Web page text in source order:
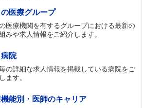
医療グループ
医療機関を有するグループにおける最新の
みや求人情報をご紹介します。
院
の詳細な求人情報を掲載している病院をご
ます。
機能別・医師のキャリア